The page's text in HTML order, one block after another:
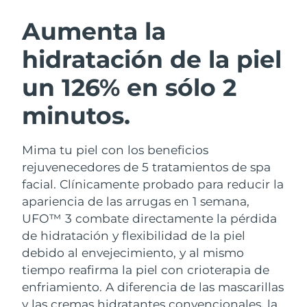
Aumenta la
hidratación de la piel
un 126% en sólo 2
minutos.
Mima tu piel con los beneficios
rejuvenecedores de 5 tratamientos de spa
facial. Clínicamente probado para reducir la
apariencia de las arrugas en 1 semana,
UFO™ 3 combate directamente la pérdida
de hidratación y flexibilidad de la piel
debido al envejecimiento, y al mismo
tiempo reafirma la piel con crioterapia de
enfriamiento. A diferencia de las mascarillas
y las cremas hidratantes convencionales, la
Limpieza facial
LUNA™ 4 pack
Anti-aging massage
LUNA™ 4 Plus
Massage, LED heating
LUNA™ 4 Men
For men, anti-aging massage
Lifting facial
BEAR™ 2 pack
Microcurrent toning
BEAR™ 2 go
Microcurrent toning on-the-go
BEAR™ 2 eyes & lips
Microcurrent line smoothing device
Hidratación
UFO™ 3 pack
Deep facial hydration
UFO™ 3 LED
Near-infrared and red light therapy
device
Cuidado bucal
issa™ 4
Hybrid silicone sonic toothbrush
issa™ 4 plus
Smart hybrid silicone sonic toothbrush
TRATAMIENTO ANTIEDAD FAQ™
Antiedad Tratamientos LED
NEW
Austria
Baréin Entrega prevista 12/08/2026
Bélgica Entrega prevista
Bermudas
Bosnia y Herzegovina Entrega prevista
Brunéi Entrega prevista16/08/2026
Bulgaria Entrega prevista11/08/2026
Canadá Entrega prevista
Chile Entrega prevista15/08/2026